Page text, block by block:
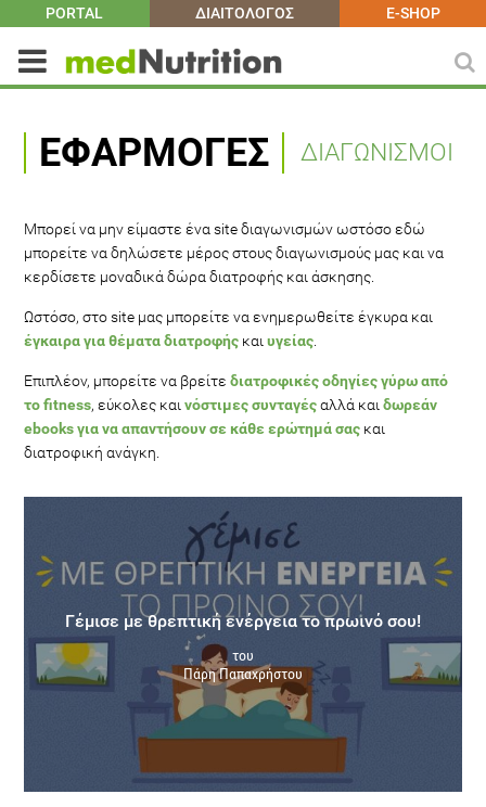
PORTAL ΔΙΑΙΤΟΛΟΓΟΣ E-SHOP
ΕΦΑΡΜΟΓΈΣ ΔΙΑΓΩΝΙΣΜΟΙ
Μπορεί να μην είμαστε ένα site διαγωνισμών ωστόσο εδώ
μπορείτε να δηλώσετε μέρος στους διαγωνισμούς μας και να
κερδίσετε μοναδικά δώρα διατροφής και άσκησης.
Ωστόσο, στο site μας μπορείτε να ενημερωθείτε έγκυρα και
έγκαιρα για θέματα διατροφής και υγείας
Επιπλέον, μπορείτε να βρείτε διατροφικές οδηγίες γύρω από
το fitness, εύκολες και νόστιμες συνταγέςαλλά και δωρεάν
ebooks για να απαντήσουν σε κάθε ερώτημά σας και
διατροφική ανάγκη.
Γέμισε με θρεπτική ενέργεια το πρωινό σου!
του
Πάρη Παπαχρήστου